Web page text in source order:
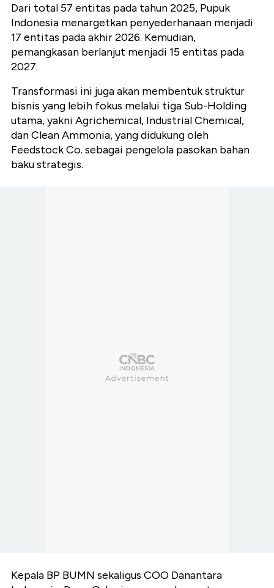
Dari total 57 entitas pada tahun 2025, Pupuk
Indonesia menargetkan penyederhanaan menjadi
17 entitas pada akhir 2026. Kemudian,
pemangkasan berlanjut menjadi 15 entitas pada
2027.
Transformasi ini juga akan membentuk struktur
bisnis yang lebih fokus melalui tiga Sub-Holding
utama, yakni Agrichemical, Industrial Chemical,
dan Clean Ammonia, yang didukung oleh
Feedstock Co. sebagai pengelola pasokan bahan
baku strategis.
Kepala BP BUMN sekaligus COO Danantara